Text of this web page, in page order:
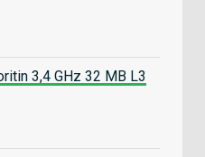
3,4 GHz 32 MB L3